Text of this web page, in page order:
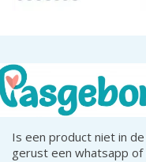
Is een product niet in
gerust een whatsapp of